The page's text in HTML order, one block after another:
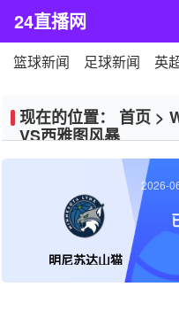
24直播网
篮球新闻 足球新闻 英
现在的位置： 首页 >
VS西雅图风暴
明尼苏达山猫
2026-